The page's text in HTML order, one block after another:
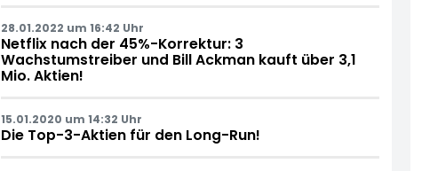
28.01.2022 um 16:42 Uhr
Netflix nach der 45%-Korrektur: 3
Wachstumstreiber und Bill Ackman kauft über 3,1
Mio. Aktien!
15.01.2020 um 14:32 Uhr
Die Top-3-Aktien für den Long-Run!